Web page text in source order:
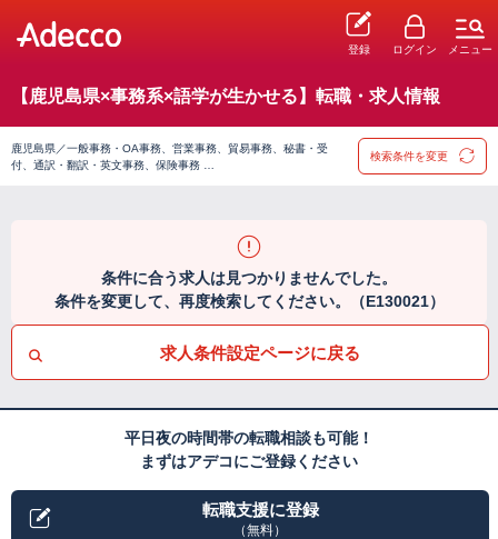
登録 ログイン メニュー
【鹿児島県×事務系×語学が生かせる】転職・求人情報
鹿児島県／一般事務・OA事務、営業事務、貿易事務、秘書・受
付、通訳・翻訳・英文事務、保険事務 …
検索条件を変更
条件に合う求人は見つかりませんでした。
条件を変更して、再度検索してください。（E130021）
求人条件設定ページに戻る
平日夜の時間帯の転職相談も可能！
まずはアデコにご登録ください
転職支援に登録
（無料）